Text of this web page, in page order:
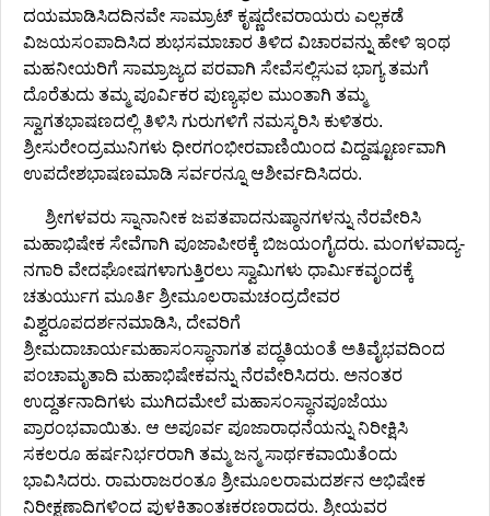
ದಯಮಾಡಿಸಿದದಿನವೇ ಸಾಮ್ರಾಟ್ ಕೃಷ್ಣದೇವರಾಯರು ಎಲ್ಲಕಡೆ
ವಿಜಯಸಂಪಾದಿಸಿದ ಶುಭಸಮಾಚಾರ ತಿಳಿದ ವಿಚಾರವನ್ನು ಹೇಳಿ ಇಂಥ
ಮಹನೀಯರಿಗೆ ಸಾಮ್ರಾಜ್ಯದ ಪರವಾಗಿ ಸೇವೆಸಲ್ಲಿಸುವ ಭಾಗ್ಯ ತಮಗೆ
ದೊರೆತುದು ತಮ್ಮ ಪೂರ್ವಿಕರ ಪುಣ್ಯಫಲ ಮುಂತಾಗಿ ತಮ್ಮ
ಸ್ವಾಗತಭಾಷಣದಲ್ಲಿ ತಿಳಿಸಿ ಗುರುಗಳಿಗೆ ನಮಸ್ಕರಿಸಿ ಕುಳಿತರು.
ಶ್ರೀಸುರೇಂದ್ರಮುನಿಗಳು ಧೀರಗಂಭೀರವಾಣಿಯಿಂದ ವಿದ್ದಷ್ಟೂರ್ಣವಾಗಿ
ಉಪದೇಶಭಾಷಣಮಾಡಿ ಸರ್ವರನ್ನೂ ಆಶೀರ್ವದಿಸಿದರು.
ಶ್ರೀಗಳವರು ಸ್ನಾನಾನೀಕ ಜಪತಪಾದನುಷ್ಠಾನಗಳನ್ನು ನೆರವೇರಿಸಿ
ಮಹಾಭಿಷೇಕ ಸೇವೆಗಾಗಿ ಪೂಜಾಪೀಠಕ್ಕೆ ಬಿಜಯಂಗೈದರು. ಮಂಗಳವಾದ್ಯ-
ನಗಾರಿ ವೇದಘೋಷಗಳಾಗುತ್ತಿರಲು ಸ್ವಾಮಿಗಳು ಧಾರ್ಮಿಕವೃಂದಕ್ಕೆ
ಚತುರ್ಯುಗ ಮೂರ್ತಿ ಶ್ರೀಮೂಲರಾಮಚಂದ್ರದೇವರ
ವಿಶ್ವರೂಪದರ್ಶನಮಾಡಿಸಿ, ದೇವರಿಗೆ
ಶ್ರೀಮದಾಚಾರ್ಯಮಹಾಸಂಸ್ಥಾನಾಗತ ಪದ್ಧತಿಯಂತೆ ಅತಿವೈಭವದಿಂದ
ಪಂಚಾಮೃತಾದಿ ಮಹಾಭಿಷೇಕವನ್ನು ನೆರವೇರಿಸಿದರು. ಅನಂತರ
ಉದ್ದರ್ತನಾದಿಗಳು ಮುಗಿದಮೇಲೆ ಮಹಾಸಂಸ್ಥಾನಪೂಜೆಯು
ಪ್ರಾರಂಭವಾಯಿತು. ಆ ಅಪೂರ್ವ ಪೂಜಾರಾಧನೆಯನ್ನು ನಿರೀಕ್ಷಿಸಿ
ಸಕಲರೂ ಹರ್ಷನಿರ್ಭರರಾಗಿ ತಮ್ಮ ಜನ್ಮ ಸಾರ್ಥಕವಾಯಿತೆಂದು
ಭಾವಿಸಿದರು. ರಾಮರಾಜರಂತೂ ಶ್ರೀಮೂಲರಾಮದರ್ಶನ ಅಭಿಷೇಕ
ನಿರೀಕ್ಷಣಾದಿಗಳಿಂದ ಪುಳಕಿತಾಂತಃಕರಣರಾದರು. ಶ್ರೀಯವರ